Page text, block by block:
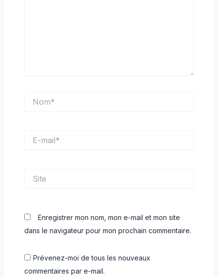
mail*
Enregistrer mon nom, mon e-mail et mon site
dans le navigateur pour mon prochain commentaire.
Prévenez-moi de tous les nouveaux
commentaires par e-mail.